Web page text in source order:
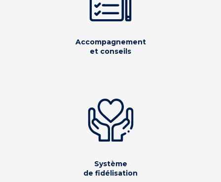
Accompagnement
et conseils
Système
de fidélisation